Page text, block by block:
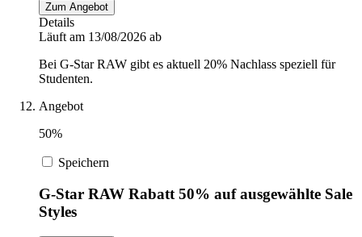
Zum Angebot
Details
Läuft am 13/08/2026 ab
Bei G-Star RAW gibt es aktuell 20% Nachlass speziell für
Studenten.
Angebot
50%
Speichern
G-Star RAW Rabatt 50% auf ausgewählte Sale
Styles